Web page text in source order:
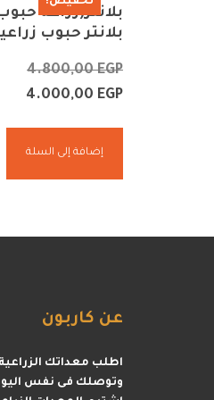
بلانتر(زراعه
بلانتر حبوب
4.800,00EGP
4.000,00 EGP
إضافة إلى السلة
عن كاربون
اطلب معداتك
وتوصلك فى نفس